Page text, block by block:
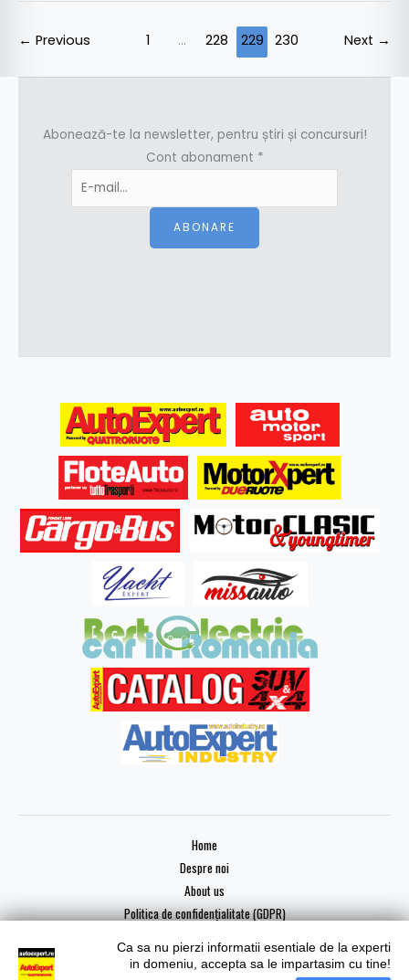
← Previous 1 … 228 229 230 Next →
Abonează-te la newsletter, pentru știri și concursuri!
Cont abonament *
ABONARE
Home
Despre noi
About us
Politica de confidențialitate (GDPR)
Ca sa nu pierzi informatii esentiale de la experti
in domeniu, accepta sa le impartasim cu tine!